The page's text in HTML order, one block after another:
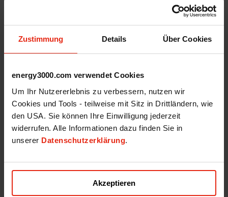
Zustimmung Details Über Cookies
energy3000.com verwendet Cookies
Um Ihr Nutzererlebnis zu verbessern, nutzen wir
Cookies und Tools - teilweise mit Sitz in Drittländern, wie
den USA. Sie können Ihre Einwilligung jederzeit
widerrufen. Alle Informationen dazu finden Sie in
unserer Datenschutzerklärung.
Akzeptieren
Referências
Assistência técnica
Carreira profissional
Shop
Iniciar sessão